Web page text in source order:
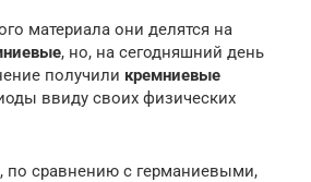
материала они делятся на
, но, на сегодняшний день
получили кремниевые
ввиду своих физических
сравнению с германиевыми,